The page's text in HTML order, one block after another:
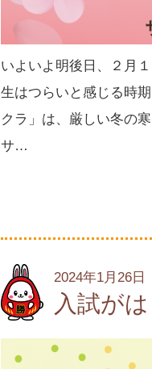
いよいよ明後日、２月
生はつらいと感じる時
クラ」は、厳しい冬の
サ…
2024年1月26
入試が